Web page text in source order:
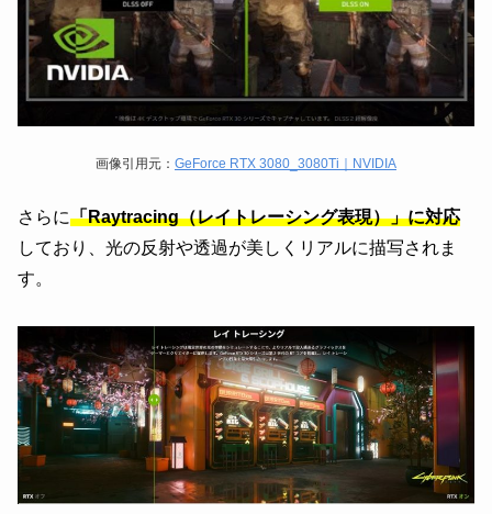
画像引用元： GeForce RTX 3080_3080Ti｜NVIDIA
さらに「Raytracing（レイトレーシング表現）」に対応
しており、光の反射や透過が美しくリアルに描写されま
す。